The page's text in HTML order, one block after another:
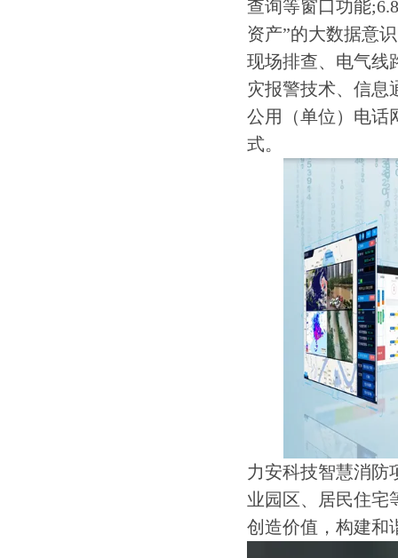
查询等窗口功能
资产”的大数据意
现场排查、电气线
灾报警技术、信息
公用（单位）电话
式。
力安科技智慧消防
业园区、居民住宅
创造价值，构建和